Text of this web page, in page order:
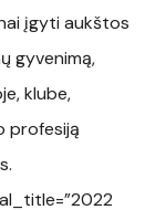
įgyti aukštos
gyvenimą,
klube,
profesiją